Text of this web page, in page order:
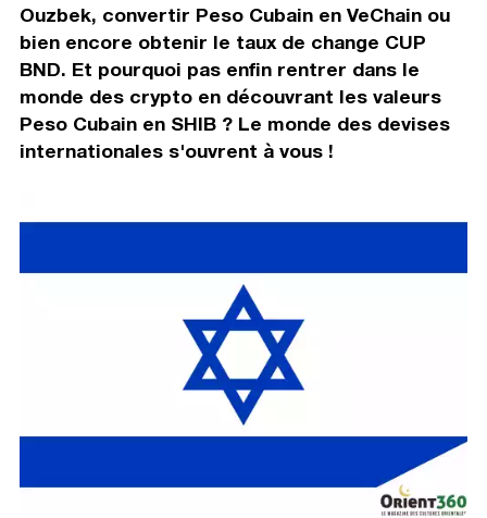
Ouzbek, convertir Peso Cubain en VeChain ou
bien encore obtenir le taux de change CUP
BND. Et pourquoi pas enfin rentrer dans le
monde des crypto en découvrant les valeurs
Peso Cubain en SHIB ? Le monde des devises
internationales s'ouvrent à vous !